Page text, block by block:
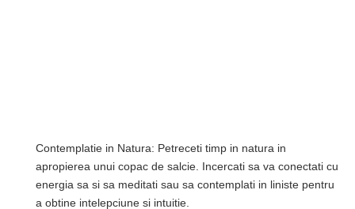
Contemplatie in Natura: Petreceti timp in natura in
apropierea unui copac de salcie. Incercati sa va conectati cu
energia sa si sa meditati sau sa contemplati in liniste pentru
a obtine intelepciune si intuitie.